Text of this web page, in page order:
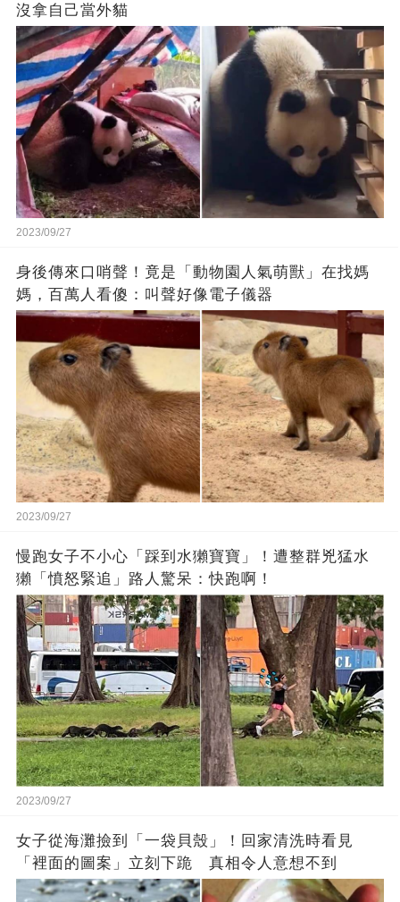
沒拿自己當外貓
2023/09/27
身後傳來口哨聲！竟是「動物園人氣萌獸」在找媽
媽，百萬人看傻：叫聲好像電子儀器
2023/09/27
慢跑女子不小心「踩到水獺寶寶」！遭整群兇猛水
獺「憤怒緊追」路人驚呆：快跑啊！
2023/09/27
女子從海灘撿到「一袋貝殼」！回家清洗時看見
「裡面的圖案」立刻下跪 真相令人意想不到